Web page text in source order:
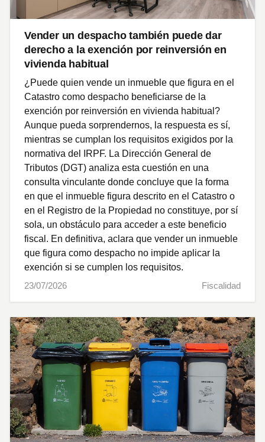
Vender un despacho también puede dar
derecho a la exención por reinversión en
vivienda habitual
¿Puede quien vende un inmueble que figura en el
Catastro como despacho beneficiarse de la
exención por reinversión en vivienda habitual?
Aunque pueda sorprendernos, la respuesta es sí,
mientras se cumplan los requisitos exigidos por la
normativa del IRPF. La Dirección General de
Tributos (DGT) analiza esta cuestión en una
consulta vinculante donde concluye que la forma
en que el inmueble figura descrito en el Catastro o
en el Registro de la Propiedad no constituye, por sí
sola, un obstáculo para acceder a este beneficio
fiscal. En definitiva, aclara que vender un inmueble
que figura como despacho no impide aplicar la
exención si se cumplen los requisitos.
23/07/2026
Fiscalidad